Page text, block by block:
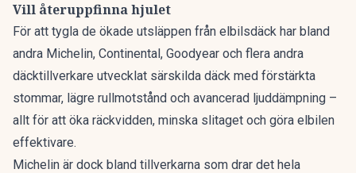
Vill återuppfinna hjulet
För att tygla de ökade utsläppen från elbilsdäck har bland
andra Michelin, Continental, Goodyear och flera andra
däcktillverkare utvecklat särskilda däck med förstärkta
stommar, lägre rullmotstånd och avancerad ljuddämpning –
allt för att öka räckvidden, minska slitaget och göra elbilen
effektivare.
Michelin är dock bland tillverkarna som drar det hela